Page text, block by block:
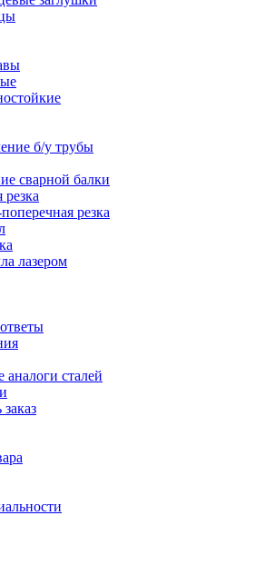
б/у трубы
сварной балки
резка
лазером
аналоги сталей